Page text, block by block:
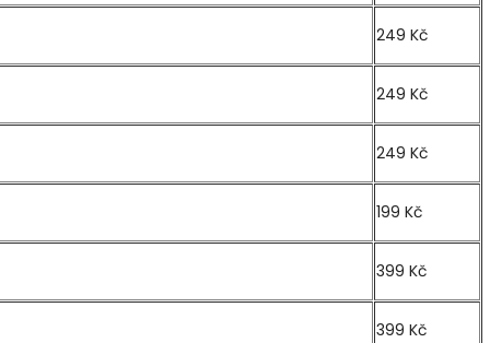
249 Kč
249 Kč
249 Kč
199 Kč
399 Kč
399 Kč